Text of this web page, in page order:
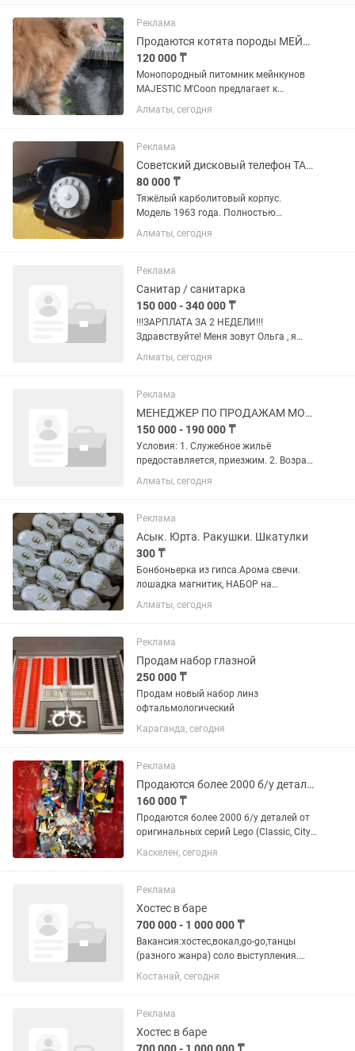
Условия: • Доход...
Реклама
Продаются котята породы МЕЙН-КУН
120 000 ₸
Монопородный питомник мейнкунов
MAJESTIC M'Coon предлагает к
продаже котят породы Мейн-Кун.
Котики классические. Кошечки-
рыжий. Цвет яркий, насыщенный.
котята...
Алматы, сегодня
Реклама
Советский дисковый телефон ТАН-6 1963 года
80 000 ₸
Тяжёлый карболитовый корпус.
Модель 1963 года. Полностью
рабочий. Угольный микрофон заменён
на совместимый электретный.
Grandstream HT802 конвертирует
импульсный...
Алматы, сегодня
Реклама
Санитар / санитарка
150 000 - 340 000 ₸
!!!ЗАРПЛАТА ЗА 2 НЕДЕЛИ!!!
Здравствуйте! Меня зовут Ольга , я
являюсь сотрудником кадрового
отдела компании “Серебряный Век”.
Международная компания
“Серебряный век”...
Алматы, сегодня
Реклама
МЕНЕДЖЕР ПО ПРОДАЖАМ МОБИЛЬНОЙ ТЕХНИКИ
150 000 - 190 000 ₸
Условия: 1. Служебное жильё
предоставляется, приезжим. 2. Возраст
не имеет значения ( по студентам
набор закончен) 3. Одновременно
должность. 4. В наличии есть...
Алматы, сегодня
Реклама
Асык. Юрта. Ракушки. Шкатулки
300 ₸
Бонбоньерка из гипса.Арома свечи.
лошадка магнитик, НАБОР на
кыркынан шыгару...Ассортиментов
много, если вам на подарок сделаем
Дизайн по вашему желанию, любой...
Алматы, сегодня
Реклама
Продам набор глазной
250 000 ₸
Продам новый набор линз
офтальмологический
Караганда, сегодня
Реклама
Продаются более 2000 б/у деталей от оригинальных серий Lego
160 000 ₸
Продаются более 2000 б/у деталей от
оригинальных серий Lego (Classic, City,
Creator, Ninjago, Marvel, DOTS, Friends,
Technic, Speed Champions, Minecraft,
оригинальные...
Каскелен, сегодня
Реклама
Хостес в баре
700 000 - 1 000 000 ₸
Вакансия:хостес,вокал,go-go,танцы
(разного жанра) соло выступления.
Работа в топовых клубах Турции
Открываем набор коммуникабельных
Гарантируем легальное...
Костанай, сегодня
Реклама
Хостес в баре